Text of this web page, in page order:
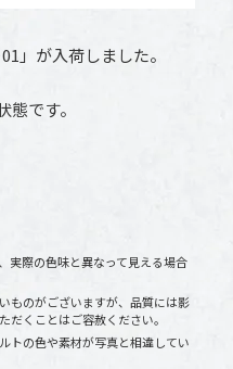
」が入荷しました。
です。
実際の色味と異なって見える場合
ものがございますが、品質には影
だくことはご容赦ください。
トの色や素材が写真と相違してい